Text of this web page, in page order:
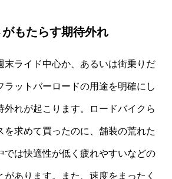
もたらす期待外れ
末ライド中心か、あるいは街乗りだ
ラットバーロードの用途を明確にし
外れが起こります。ロードバイクら
を求めて買ったのに、舗装の荒れた
では快適性が低く疲れやすいなどの
あります。また、速度をまったく